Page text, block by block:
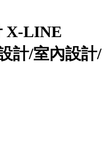
X-LINE
計/室內設計/